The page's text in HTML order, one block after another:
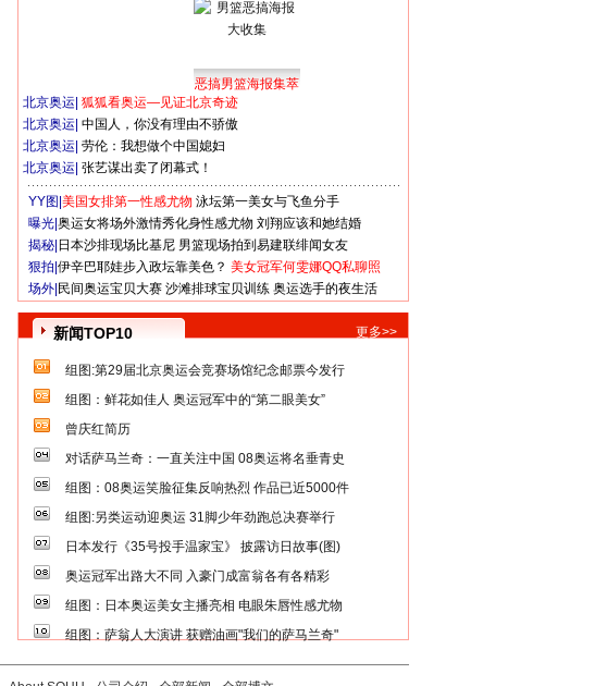
恶搞男篮海报集萃
北京奥运 狐狐看奥运—见证北京奇迹
北京奥运 中国人，你没有理由不骄傲
北京奥运 劳伦：我想做个中国媳妇
北京奥运 张艺谋出卖了闭幕式！
YY图| 美国女排第一性感尤物 泳坛第一美女与飞鱼分手
曝光| 奥运女将场外激情秀化身性感尤物 刘翔应该和她结婚
揭秘| 日本沙排现场比基尼 男篮现场拍到易建联绯闻女友
狠拍| 伊辛巴耶娃步入政坛靠美色？ 美女冠军何雯娜QQ私聊照
场外| 民间奥运宝贝大赛 沙滩排球宝贝训练 奥运选手的夜生活
新闻TOP10 更多>>
组图:第29届北京奥运会竞赛场馆纪念邮票今发行
组图：鲜花如佳人 奥运冠军中的“第二眼美女”
曾庆红简历
对话萨马兰奇：一直关注中国 08奥运将名垂青史
组图：08奥运笑脸征集反响热烈 作品已近5000件
组图:另类运动迎奥运 31脚少年劲跑总决赛举行
日本发行《35号投手温家宝》 披露访日故事(图)
奥运冠军出路大不同 入豪门成富翁各有各精彩
组图：日本奥运美女主播亮相 电眼朱唇性感尤物
组图：萨翁人大演讲 获赠油画"我们的萨马兰奇"